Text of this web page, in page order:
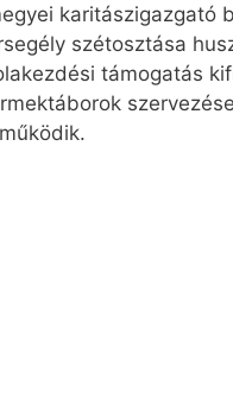
karitászigazgató
szétosztása
támogatás